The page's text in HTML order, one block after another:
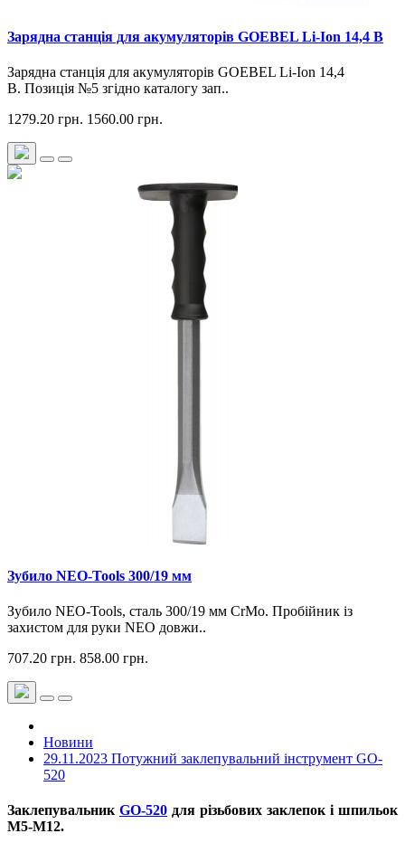
Зарядна станція для акумуляторів GOEBEL Li-Ion 14,4 В
Зарядна станція для акумуляторів GOEBEL Li-Ion 14,4
В. Позиція №5 згідно каталогу зап..
1279.20 грн. 1560.00 грн.
Зубило NEO-Tools 300/19 мм
Зубило NEO-Tools, сталь 300/19 мм CrMo. Пробійник із
захистом для руки NEO довжи..
707.20 грн. 858.00 грн.
Новини
29.11.2023 Потужний заклепувальний інструмент GO-
520
Заклепувальник GO-520 для різьбових заклепок і шпильок
M5-M12.